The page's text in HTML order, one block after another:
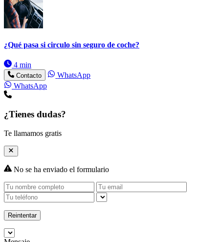
¿Qué pasa si circulo sin seguro de coche?
4 min
Contacto
WhatsApp
WhatsApp
¿Tienes dudas?
Te llamamos gratis
No se ha enviado el formulario
Reintentar